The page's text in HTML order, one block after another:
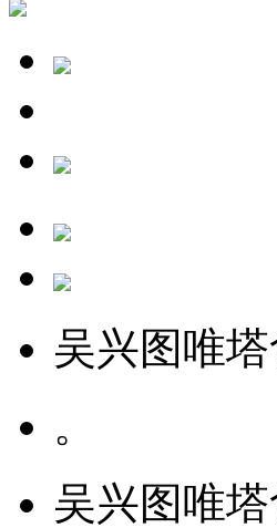
吴兴图唯
。
吴兴图唯